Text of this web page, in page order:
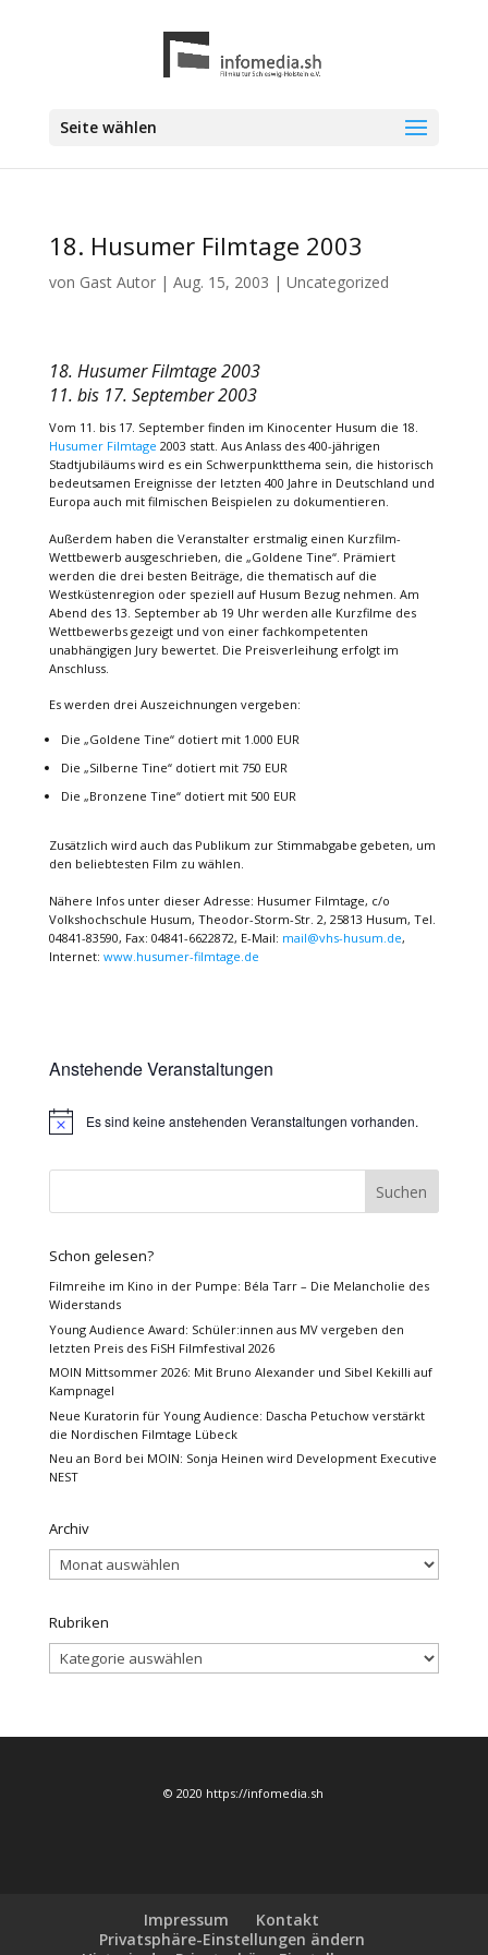
Seite wählen
18. Husumer Filmtage 2003
von Gast Autor| Aug. 15, 2003 | Uncategorized
18. Husumer Filmtage 2003
11. bis 17. September 2003
Vom 11. bis 17. September finden im Kinocenter Husum die 18.
Husumer Filmtage 2003 statt. Aus Anlass des 400-jährigen
Stadtjubiläums wird es ein Schwerpunktthema sein, die historisch
bedeutsamen Ereignisse der letzten 400 Jahre in Deutschland und
Europa auch mit filmischen Beispielen zu dokumentieren.
Außerdem haben die Veranstalter erstmalig einen Kurzfilm-
Wettbewerb ausgeschrieben, die „Goldene Tine“. Prämiert
werden die drei besten Beiträge, die thematisch auf die
Westküstenregion oder speziell auf Husum Bezug nehmen. Am
Abend des 13. September ab 19 Uhr werden alle Kurzfilme des
Wettbewerbs gezeigt und von einer fachkompetenten
unabhängigen Jury bewertet. Die Preisverleihung erfolgt im
Anschluss.
Es werden drei Auszeichnungen vergeben:
Die „Goldene Tine“ dotiert mit 1.000 EUR
Die „Silberne Tine“ dotiert mit 750 EUR
Die „Bronzene Tine“ dotiert mit 500 EUR
Zusätzlich wird auch das Publikum zur Stimmabgabe gebeten, um
den beliebtesten Film zu wählen.
Nähere Infos unter dieser Adresse: Husumer Filmtage, c/o
Volkshochschule Husum, Theodor-Storm-Str. 2, 25813 Husum, Tel.
04841-83590, Fax: 04841-6622872, E-Mail: mail@vhs-husum.de,
Internet: www.husumer-filmtage.de
Anstehende Veranstaltungen
HinweisEs sind keine anstehenden Veranstaltungen vorhanden.
Schon gelesen?
Filmreihe im Kino in der Pumpe: Béla Tarr – Die Melancholie des
Widerstands
Young Audience Award: Schüler:innen aus MV vergeben den
letzten Preis des FiSH Filmfestival 2026
MOIN Mittsommer 2026: Mit Bruno Alexander und Sibel Kekilli auf
Kampnagel
Neue Kuratorin für Young Audience: Dascha Petuchow verstärkt
die Nordischen Filmtage Lübeck
Neu an Bord bei MOIN: Sonja Heinen wird Development Executive
NEST
Archiv
Archiv
Rubriken
Rubriken
© 2020 https://infomedia.sh
Impressum
Kontakt
Privatsphäre-Einstellungen ändern